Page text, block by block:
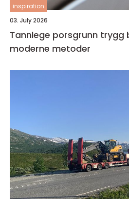
inspiration
03. July 2026
Tannlege porsgrunn trygg behandling med
moderne metoder